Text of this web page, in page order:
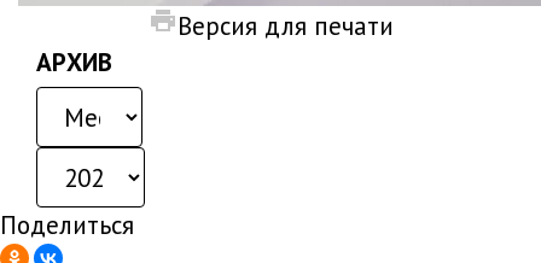
Версия для печати
АРХИВ
Поделиться